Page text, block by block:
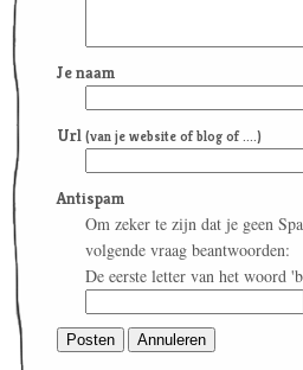
Je naam
Url (van je website of blog of ....)
Antispam
Om zeker te zijn dat je geen
volgende vraag beantwoorden:
De eerste letter van het woord